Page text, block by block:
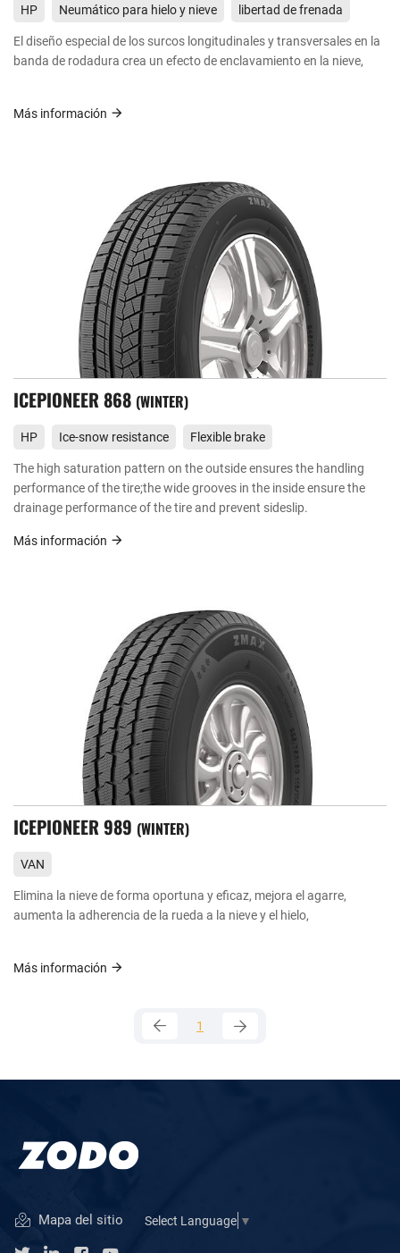
HP Neumático para hielo y nieve
libertad de frenada
El diseño especial de los surcos longitudinales y transversales en la
banda de rodadura crea un efecto de enclavamiento en la nieve,
Más información
ICEPIONEER 868 WINTER
HP Ice-snow resistance
Flexible brake
The high saturation pattern on the outside ensures the handling
performance of the tire;the wide grooves in the inside ensure the
drainage performance of the tire and prevent sideslip.
Más información
ICEPIONEER 989 WINTER
VAN
Elimina la nieve de forma oportuna y eficaz, mejora el agarre,
aumenta la adherencia de la rueda a la nieve y el hielo,
Más información
1
Mapa del sitio Select Language ▼